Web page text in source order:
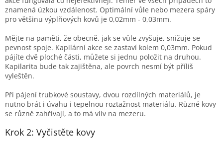
znamená úzkou vzdálenost. Optimální vůle nebo mezera spáry
pro většinu výplňových kovů je 0,02mm - 0,03mm.
Mějte na paměti, že obecně, jak se vůle zvyšuje, snižuje se
pevnost spoje. Kapilární akce se zastaví kolem 0,03mm. Pokud
pájíte dvě ploché části, můžete si jednu položit na druhou.
Kapilarita bude tak zajištěna, ale povrch nesmí být příliš
vyleštěn.
Při pájení trubkové soustavy, dvou rozdílných materiálů, je
nutno brát i úvahu i tepelnou roztažnost materiálu. Různé kovy
se různě zahřívají, a to má vliv na mezeru.
Krok 2: Vyčistěte kovy